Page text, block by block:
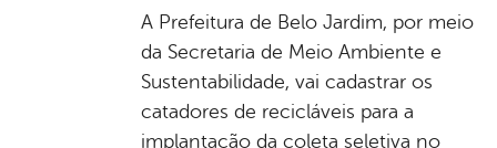
A Prefeitura de Belo Jardim, por meio
da Secretaria de Meio Ambiente e
Sustentabilidade, vai cadastrar os
catadores de recicláveis para a
implantação da coleta seletiva no